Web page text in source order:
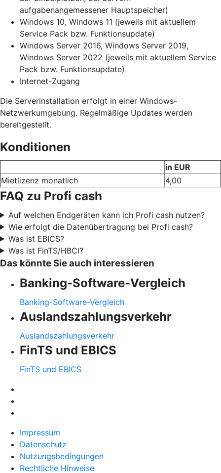
aufgabenangemessener Hauptspeicher)
Windows 10, Windows 11 (jeweils mit aktuellem
Service Pack bzw. Funktionsupdate)
Windows Server 2016, Windows Server 2019,
Windows Server 2022 (jeweils mit aktuellem Service
Pack bzw. Funktionsupdate)
Internet-Zugang
Die Serverinstallation erfolgt in einer Windows-
Netzwerkumgebung. Regelmäßige Updates werden
bereitgestellt.
Konditionen
in EUR
Mietlizenz monatlich
4,00
FAQ zu Profi cash
Auf welchen Endgeräten kann ich Profi cash nutzen?
Wie erfolgt die Datenübertragung bei Profi cash?
Was ist EBICS?
Was ist FinTS/HBCI?
Das könnte Sie auch interessieren
Banking-Software-Vergleich
Banking-Software-Vergleich
Auslandszahlungsverkehr
Auslandszahlungsverkehr
FinTS und EBICS
FinTS und EBICS
Impressum
Datenschutz
Nutzungsbedingungen
Rechtliche Hinweise